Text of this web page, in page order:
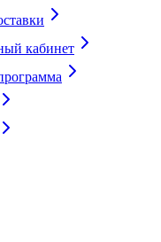
кабинет